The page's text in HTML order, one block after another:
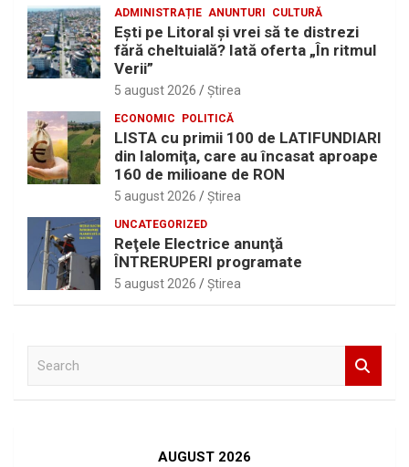
ADMINISTRAȚIE ANUNTURI CULTURĂ
Eşti pe Litoral şi vrei să te distrezi
fără cheltuială? Iată oferta „În ritmul
Verii”
5 august 2026 Ştirea
ECONOMIC POLITICĂ
LISTA cu primii 100 de LATIFUNDIARI
din Ialomiţa, care au încasat aproape
160 de milioane de RON
5 august 2026 Ştirea
UNCATEGORIZED
Reţele Electrice anunţă
ÎNTRERUPERI programate
5 august 2026 Ştirea
AUGUST 2026